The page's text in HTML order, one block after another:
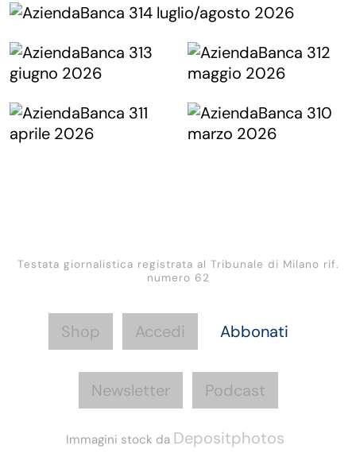
Testata giornalistica registrata al Tribunale di Milano rif.
numero 62
Shop Accedi Abbonati
Newsletter Podcast
Immagini stock da Depositphotos